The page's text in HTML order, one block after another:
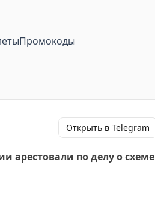
Промокоды
Открыть в Telegram
арестовали по делу о схеме